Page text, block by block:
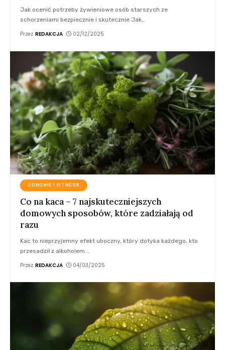
Jak ocenić potrzeby żywieniowe osób starszych ze
schorzeniami bezpiecznie i skutecznie Jak…
Przez REDAKCJA 02/12/2025
ZDROWIE I FITNESS
Co na kaca – 7 najskuteczniejszych
domowych sposobów, które zadziałają od
razu
Kac to nieprzyjemny efekt uboczny, który dotyka każdego, kto
przesadził z alkoholem.
Przez REDAKCJA 04/03/2025